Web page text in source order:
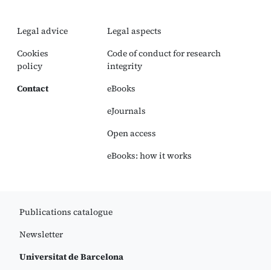
Legal advice
Cookies
policy
Contact
Legal aspects
Code of conduct for research
integrity
eBooks
eJournals
Open access
eBooks: how it works
Publications catalogue
Newsletter
Universitat de Barcelona